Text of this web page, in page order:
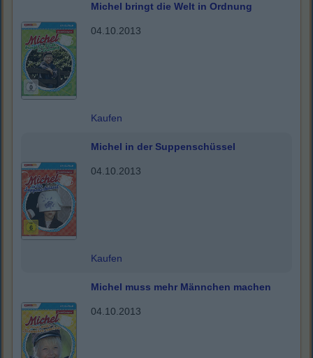
Michel bringt die Welt in Ordnung
04.10.2013
Kaufen
Michel in der Suppenschüssel
04.10.2013
Kaufen
Michel muss mehr Männchen machen
04.10.2013